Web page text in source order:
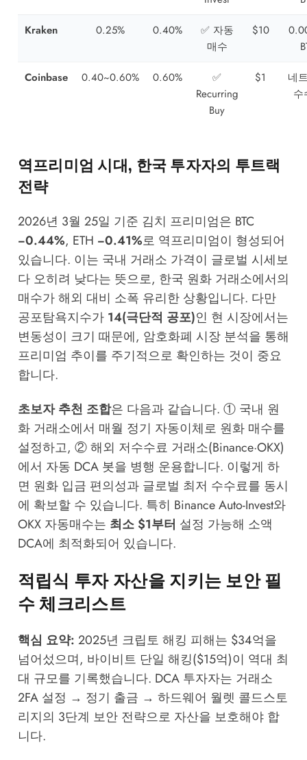
Kraken 0.25% 0.40%
✅ 자동
매수
$10
Coinbase 0.40~0.60% 0.60%
✅
Recurring
Buy
$1
네
수
역프리미엄 시대, 한국 투자자의 투트랙
전략
2026년 3월 25일 기준 김치 프리미엄은 BTC
−0.44%, ETH −0.41%로 역프리미엄이 형성되어
있습니다. 이는 국내 거래소 가격이 글로벌 시세보
다 오히려 낮다는 뜻으로, 한국 원화 거래소에서의
매수가 해외 대비 소폭 유리한 상황입니다. 다만
공포탐욕지수가 14(극단적 공포)인 현 시장에서는
변동성이 크기 때문에, 암호화폐 시장 분석을 통해
프리미엄 추이를 주기적으로 확인하는 것이 중요
합니다.
초보자 추천 조합은 다음과 같습니다. ① 국내 원
화 거래소에서 매월 정기 자동이체로 원화 매수를
설정하고, ② 해외 저수수료 거래소(Binance·OKX)
에서 자동 DCA 봇을 병행 운용합니다. 이렇게 하
면 원화 입금 편의성과 글로벌 최저 수수료를 동시
에 확보할 수 있습니다. 특히 Binance Auto-Invest와
OKX 자동매수는 최소 $1부터 설정 가능해 소액
DCA에 최적화되어 있습니다.
적립식 투자 자산을 지키는 보안 필
수 체크리스트
핵심 요약: 2025년 크립토 해킹 피해는 $34억을
넘어섰으며, 바이비트 단일 해킹($15억)이 역대 최
대 규모를 기록했습니다. DCA 투자자는 거래소
2FA 설정 → 정기 출금 → 하드웨어 월렛 콜드스토
리지의 3단계 보안 전략으로 자산을 보호해야 합
니다.